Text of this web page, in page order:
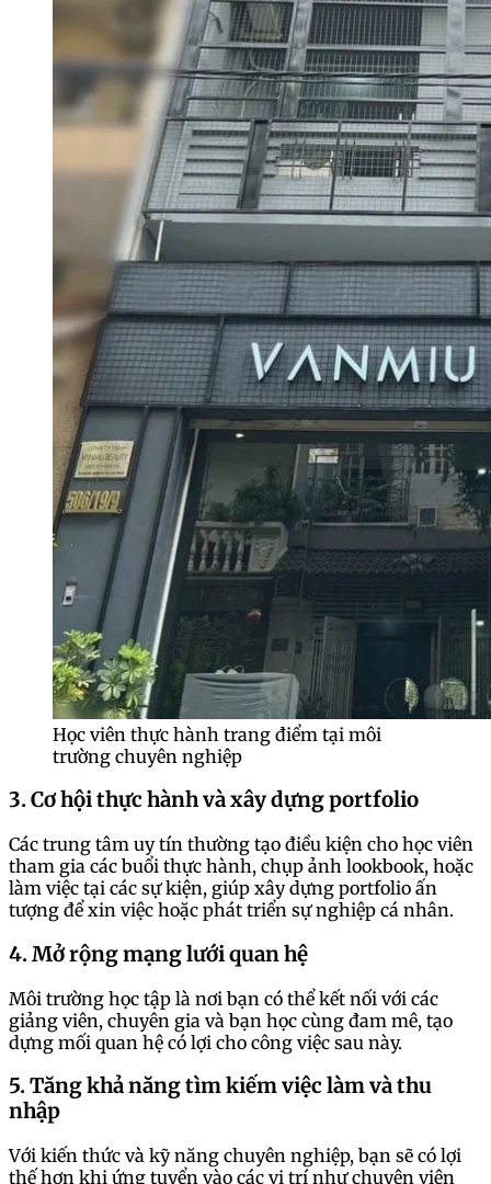
Học viên thực hành trang điểm tại môi
trường chuyên nghiệp
3. Cơ hội thực hành và xây dựng portfolio
Các trung tâm uy tín thường tạo điều kiện cho học viên
tham gia các buổi thực hành, chụp ảnh lookbook, hoặc
làm việc tại các sự kiện, giúp xây dựng portfolio ấn
tượng để xin việc hoặc phát triển sự nghiệp cá nhân.
4. Mở rộng mạng lưới quan hệ
Môi trường học tập là nơi bạn có thể kết nối với các
giảng viên, chuyên gia và bạn học cùng đam mê, tạo
dựng mối quan hệ có lợi cho công việc sau này.
5. Tăng khả năng tìm kiếm việc làm và thu
nhập
Với kiến thức và kỹ năng chuyên nghiệp, bạn sẽ có lợi
thế hơn khi ứng tuyển vào các vị trí như chuyên viên